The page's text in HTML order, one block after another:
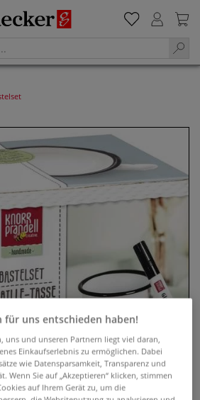
für uns entschieden haben!
uns und unseren Partnern liegt viel daran,
Einkaufserlebnis zu ermöglichen. Dabei
wie Datensparsamkeit, Transparenz und
Wenn Sie auf „Akzeptieren“ klicken, stimmen
auf Ihrem Gerät zu, um die